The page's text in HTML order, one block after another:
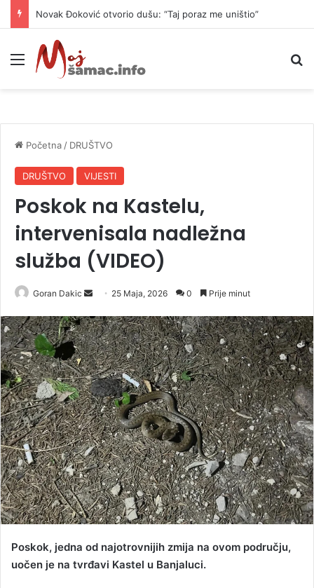
Novak Đoković otvorio dušu: “Taj poraz me uništio”
Meni
Početna / DRUŠTVO
DRUŠTVO VIJESTI
Poskok na Kastelu,
intervenisala nadležna
služba (VIDEO)
Goran Dakic
n
d
a
n
e
m
a
i
l
25 Maja, 2026 0 Prije minut
Poskok, jedna od najotrovnijih zmija na ovom području,
uočen je na tvrđavi Kastel u Banjaluci.